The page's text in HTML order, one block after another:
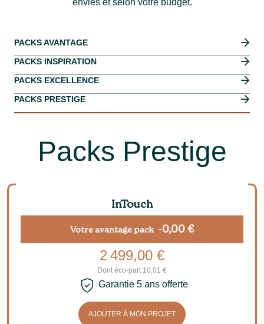
PACKS AVANTAGE
PACKS INSPIRATION
PACKS EXCELLENCE
PACKS PRESTIGE
Packs Prestige
InTouch
Votre avantage pack -0,00 €
2 499,00 €
Dont éco-part 10,01 €
Garantie 5 ans offerte
AJOUTER À MON PROJET